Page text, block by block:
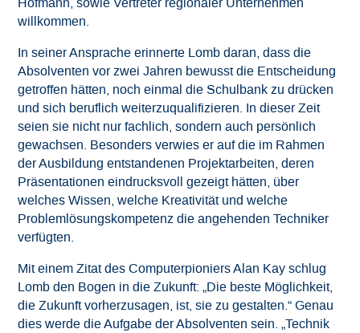
willkommen.
In seiner Ansprache erinnerte Lomb daran, dass die
Absolventen vor zwei Jahren bewusst die Entscheidung
getroffen hätten, noch einmal die Schulbank zu drücken
und sich beruflich weiterzuqualifizieren. In dieser Zeit
seien sie nicht nur fachlich, sondern auch persönlich
gewachsen. Besonders verwies er auf die im Rahmen
der Ausbildung entstandenen Projektarbeiten, deren
Präsentationen eindrucksvoll gezeigt hätten, über
welches Wissen, welche Kreativität und welche
Problemlösungskompetenz die angehenden Techniker
verfügten.
Mit einem Zitat des Computerpioniers Alan Kay schlug
Lomb den Bogen in die Zukunft: „Die beste Möglichkeit,
die Zukunft vorherzusagen, ist, sie zu gestalten.“ Genau
dies werde die Aufgabe der Absolventen sein. „Technik